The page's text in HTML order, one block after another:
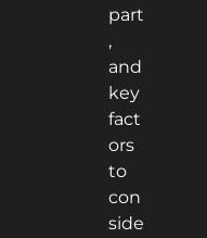
part
,
and
key
fact
ors
to
con
side